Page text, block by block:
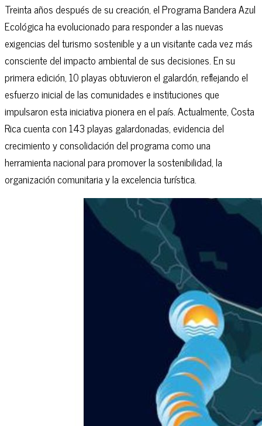
Treinta años después de su creación, el Programa Bandera Azul
Ecológica ha evolucionado para responder a las nuevas
exigencias del turismo sostenible y a un visitante cada vez más
consciente del impacto ambiental de sus decisiones. En su
primera edición, 10 playas obtuvieron el galardón, reflejando el
esfuerzo inicial de las comunidades e instituciones que
impulsaron esta iniciativa pionera en el país. Actualmente, Costa
Rica cuenta con 143 playas galardonadas, evidencia del
crecimiento y consolidación del programa como una
herramienta nacional para promover la sostenibilidad, la
organización comunitaria y la excelencia turística.